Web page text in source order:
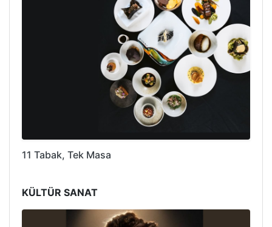
11 Tabak, Tek Masa
KÜLTÜR SANAT